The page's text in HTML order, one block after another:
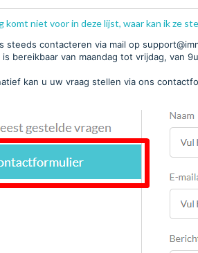
komt niet voor in deze lijst, waar kan ik ze
steeds contacteren via mail op
is bereikbaar van maandag tot vrijdag, van
kan u uw vraag stellen via ons